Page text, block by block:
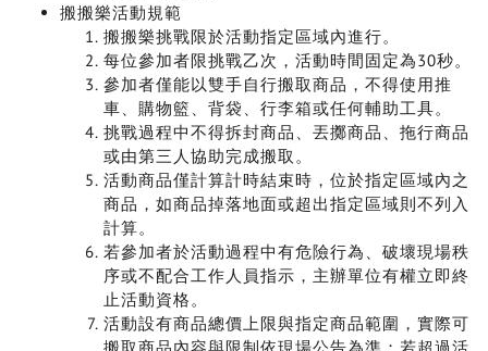
搬搬樂活動規範
搬搬樂挑戰限於活動指定區域內進行。
每位參加者限挑戰乙次，活動時間固定為30秒。
參加者僅能以雙手自行搬取商品，不得使用推
車、購物籃、背袋、行李箱或任何輔助工具。
挑戰過程中不得拆封商品、丟擲商品、拖行商品
或由第三人協助完成搬取。
活動商品僅計算計時結束時，位於指定區域內之
商品，如商品掉落地面或超出指定區域則不列入
計算。
若參加者於活動過程中有危險行為、破壞現場秩
序或不配合工作人員指示，主辦單位有權立即終
止活動資格。
活動設有商品總價上限與指定商品範圍，實際可